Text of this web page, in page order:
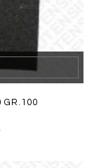
GR.100